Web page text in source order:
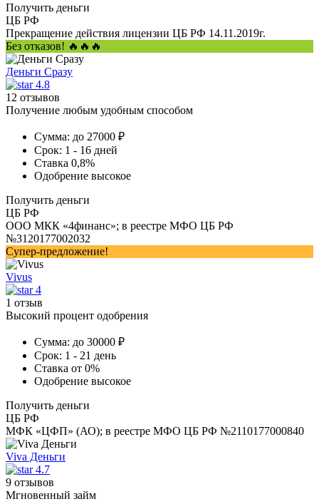
Получить деньги
ЦБ РФ
Прекращение действия лицензии ЦБ РФ 14.11.2019г.
Без отказов! 🔥🔥🔥
Деньги Сразу
4.8
12 отзывов
Получение любым удобным способом
Сумма: до 27000 ₽
Срок: 1 - 16 дней
Ставка 0,8%
Одобрение высокое
Получить деньги
ЦБ РФ
ООО МКК «4финанс»; в реестре МФО ЦБ РФ
№3120177002032
Супер-предложение!
Vivus
4
1 отзыв
Высокий процент одобрения
Сумма: до 30000 ₽
Срок: 1 - 21 день
Ставка от 0%
Одобрение высокое
Получить деньги
ЦБ РФ
МФК «ЦФП» (АО); в реестре МФО ЦБ РФ №2110177000840
Viva Деньги
4.7
9 отзывов
Мгновенный займ